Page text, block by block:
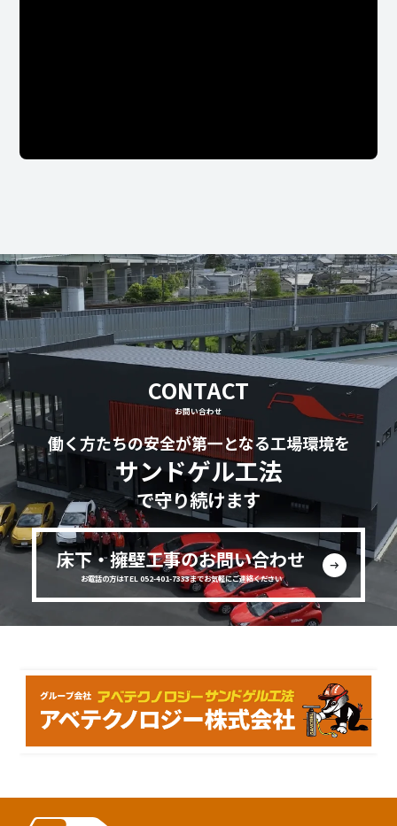
CONTACT
お問い合わせ
働く方たちの安全が第一となる工場環境を
サンドゲル工法
で守り続けます
床下・擁壁工事のお問い合わせ
お電話の方はTEL 052-401-7333までお気軽にご連絡ください